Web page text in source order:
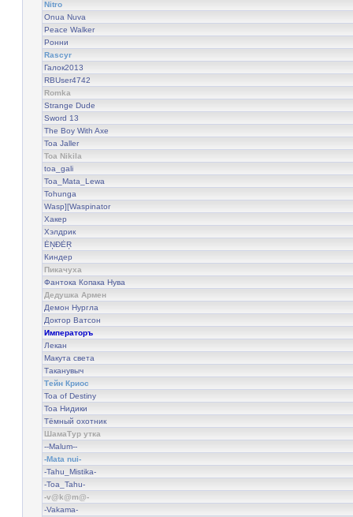
Nitro
Onua Nuva
Peace Walker
Ронни
Rascyr
Галок2013
RBUser4742
Romka
Strange Dude
Sword 13
The Boy With Axe
Toa Jaller
Toa Nikila
toa_gali
Toa_Mata_Lewa
Tohunga
Wasp][Waspinator
Хакер
Хэлдрик
ĖŅÐĖŖ
Киндер
Пикачуха
Фантока Копака Нува
Дедушка Армен
Демон Нургла
Доктор Ватсон
Императоръ
Лекан
Макута света
Таканувыч
Тейн Криос
Тоа of Destiny
Тоа Нидики
Тёмный охотник
ШамаТур утка
--Malum--
-Mata nui-
-Tahu_Mistika-
-Toa_Tahu-
-v@k@m@-
-Vakama-